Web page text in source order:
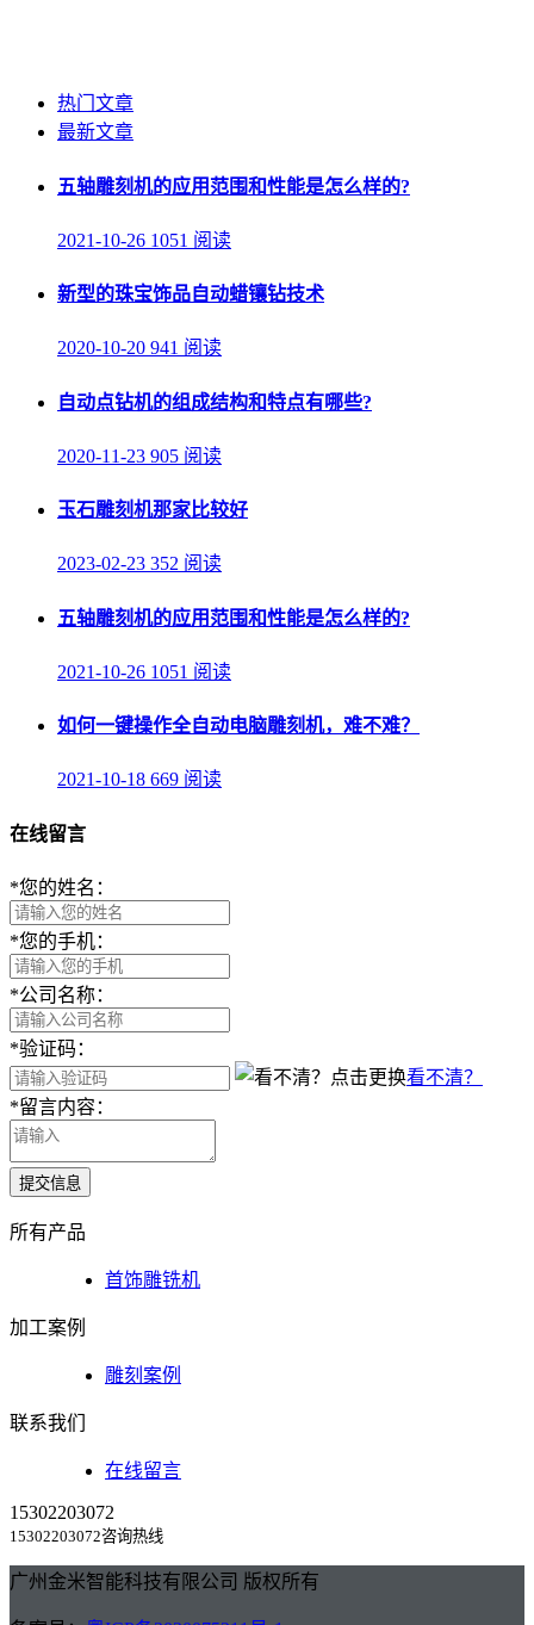
热门文章
最新文章
五轴雕刻机的应用范围和性能是怎么样的?
2021-10-26 1051 阅读
新型的珠宝饰品自动蜡镶钻技术
2020-10-20 941 阅读
自动点钻机的组成结构和特点有哪些?
2020-11-23 905 阅读
玉石雕刻机那家比较好
2023-02-23 352 阅读
五轴雕刻机的应用范围和性能是怎么样的?
2021-10-26 1051 阅读
如何一键操作全自动电脑雕刻机，难不难？
2021-10-18 669 阅读
在线留言
*您的姓名：
*您的手机：
*公司名称：
*验证码：
看不清？
*留言内容：
提交信息
所有产品
首饰雕铣机
加工案例
雕刻案例
联系我们
在线留言
15302203072
15302203072咨询热线
广州金米智能科技有限公司 版权所有